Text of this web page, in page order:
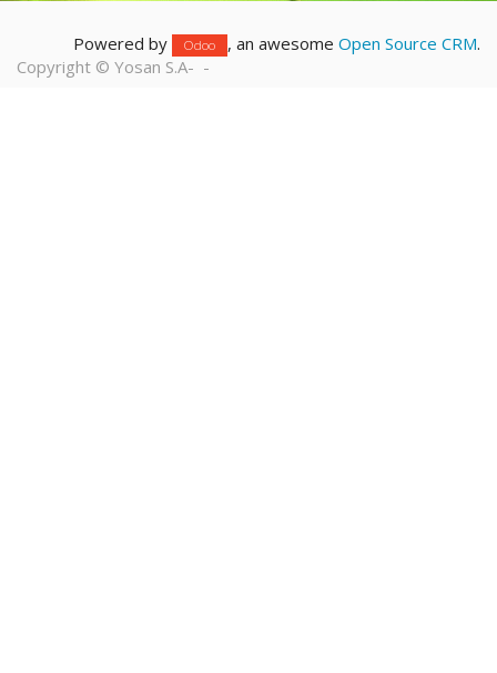
Powered by Odoo , an awesome Open Source CRM.
Copyright © Yosan S.A- -